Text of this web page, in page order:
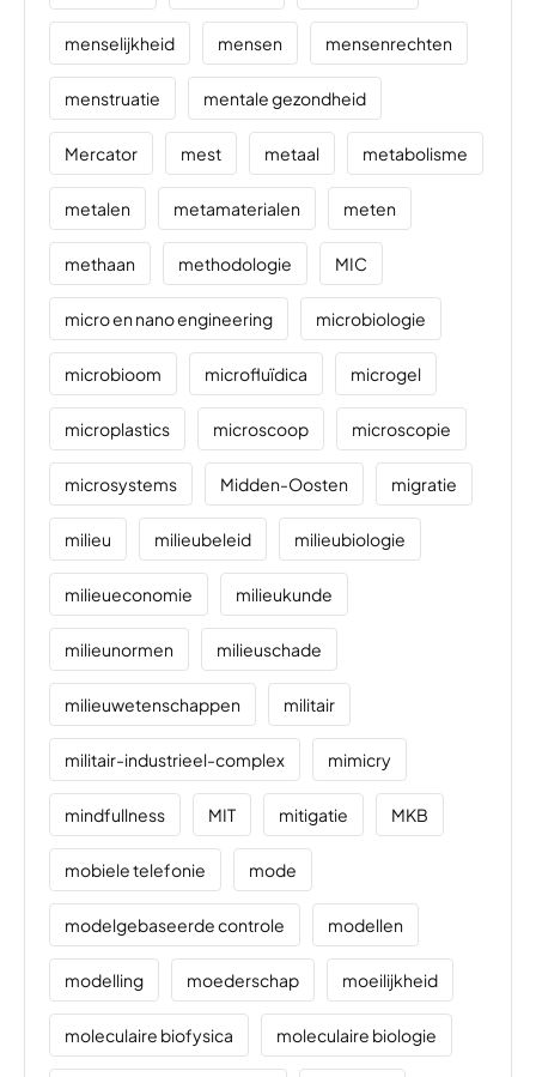
menselijkheid mensen mensenrechten
menstruatie mentale gezondheid
Mercator mest metaal metabolisme
metalen metamaterialen meten
methaan methodologie MIC
micro en nano engineering microbiologie
microbioom microfluïdica microgel
microplastics microscoop microscopie
microsystems Midden-Oosten migratie
milieu milieubeleid milieubiologie
milieueconomie milieukunde
milieunormen milieuschade
milieuwetenschappen militair
militair-industrieel-complex mimicry
mindfullness MIT mitigatie MKB
mobiele telefonie mode
modelgebaseerde controle modellen
modelling moederschap moeilijkheid
moleculaire biofysica moleculaire biologie